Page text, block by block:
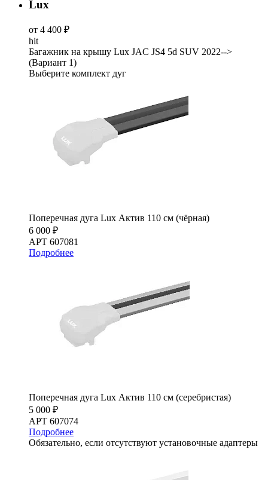
Lux
от 4 400 ₽
hit
Багажник на крышу Lux JAC JS4 5d SUV 2022-->
(Вариант 1)
Выберите комплект дуг
Поперечная дуга Lux Актив 110 см (чёрная)
6 000 ₽
АРТ 607081
Подробнее
Поперечная дуга Lux Актив 110 см (серебристая)
5 000 ₽
АРТ 607074
Подробнее
Обязательно, если отсутствуют установочные адаптеры